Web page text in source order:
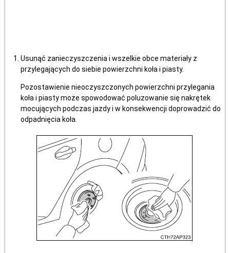
Usunąć zanieczyszczenia i wszelkie obce materiały z
przylegających do siebie powierzchni koła i piasty.
Pozostawienie nieoczyszczonych powierzchni przylegania
koła i piasty może spowodować poluzowanie się nakrętek
mocujących podczas jazdy i w konsekwencji doprowadzić do
odpadnięcia koła.